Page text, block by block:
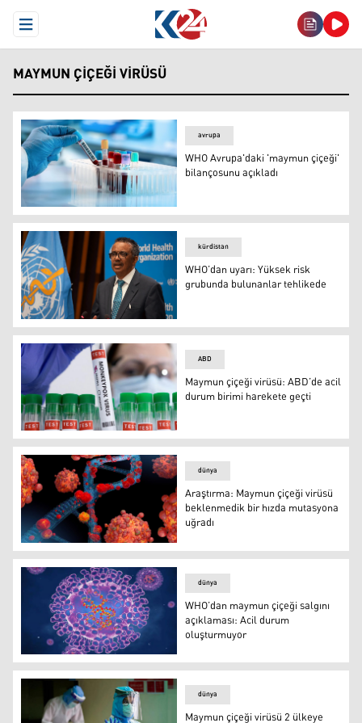
Open Menu
MAYMUN ÇIÇEĞI VIRÜSÜ
WHO Avrupa'daki 'maymun çiçeği' bilançosunu açıkladı
avrupa
WHO Avrupa'daki 'maymun çiçeği'
bilançosunu açıkladı
WHO Genel Direktörü Tedros Ghebreyesus
kürdistan
WHO’dan uyarı: Yüksek risk
grubunda bulunanlar tehlikede
Foto: Reuters
ABD
Maymun çiçeği virüsü: ABD’de acil
durum birimi harekete geçti
Araştırma: Maymun çiçeği virüsü beklenmedik bir
dünya
Araştırma: Maymun çiçeği virüsü
beklenmedik bir hızda mutasyona
uğradı
maymun çiçeği
dünya
WHO’dan maymun çiçeği salgını
açıklaması: Acil durum
oluşturmuyor
dünya
Maymun çiçeği virüsü 2 ülkeye